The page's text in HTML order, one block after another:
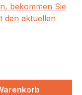
bekommen Sie
den aktuellen